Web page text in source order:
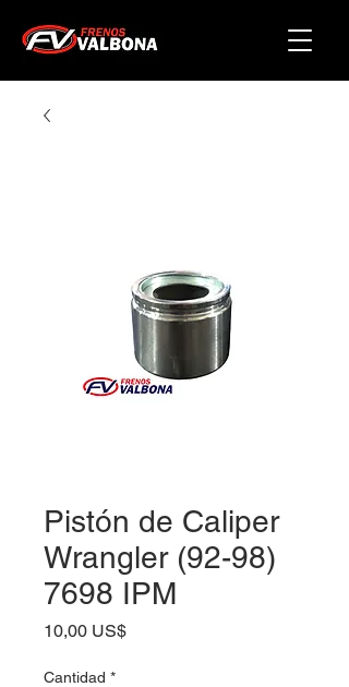
Pistón de Caliper
Wrangler (92-98)
7698 IPM
10,00 US$Precio
Cantidad *